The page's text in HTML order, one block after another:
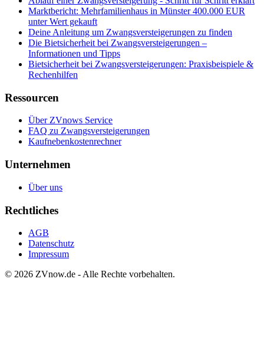
Marktbericht: Mehrfamilienhaus in Münster 400.000 EUR
unter Wert gekauft
Deine Anleitung um Zwangsversteigerungen zu finden
Die Bietsicherheit bei Zwangsversteigerungen –
Informationen und Tipps
Bietsicherheit bei Zwangsversteigerungen: Praxisbeispiele &
Rechenhilfen
Ressourcen
Über ZVnows Service
FAQ zu Zwangsversteigerungen
Kaufnebenkostenrechner
Unternehmen
Über uns
Rechtliches
AGB
Datenschutz
Impressum
© 2026 ZVnow.de - Alle Rechte vorbehalten.